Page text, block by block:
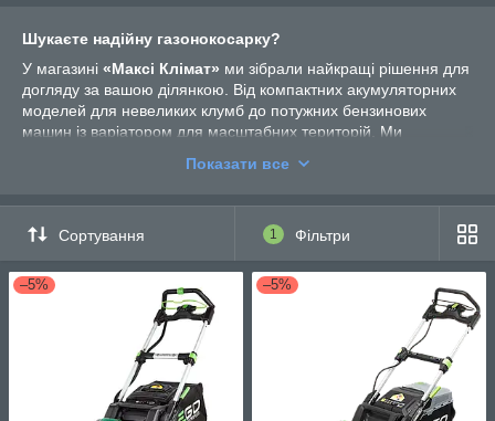
Шукаєте надійну газонокосарку?
У магазині «Максі Клімат» ми зібрали найкращі рішення для
догляду за вашою ділянкою. Від компактних акумуляторних
моделей для невеликих клумб до потужних бензинових
машин із варіатором для масштабних територій. Ми
гарантують бездоганний зріз та довгу службу.
Показати все
Сортування 1 Фільтри
–5% –5%